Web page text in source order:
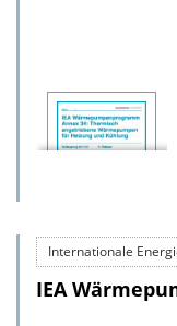
Internationale
IEA